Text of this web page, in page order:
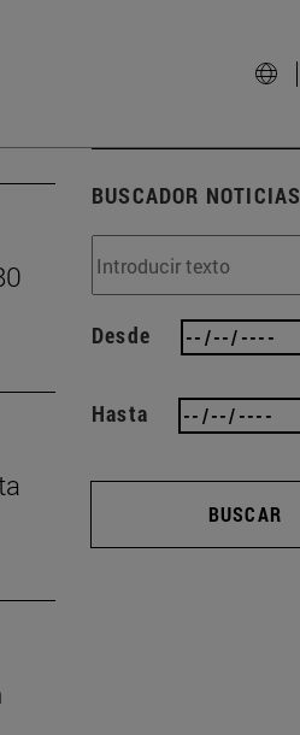
BUSCADOR NOTICIAS
Desde
Hasta
BUSCAR